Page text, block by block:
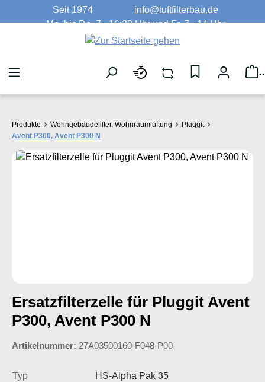
Zum Hauptinhalt springen
Seit 1974
info@luftfilterbau.de
Mo. bis Do. 7 - 16:30 Uhr und Fr. 7 - 14 Uhr
Produkte Wohngebäudefilter, Wohnraumlüftung
Pluggit
Avent P300, Avent P300 N
Bildergalerie überspringen
Ersatzfilterzelle für Pluggit Avent
P300, Avent P300 N
Artikelnummer: 27A03500160-F048-P00
Typ
HS-Alpha Pak 35